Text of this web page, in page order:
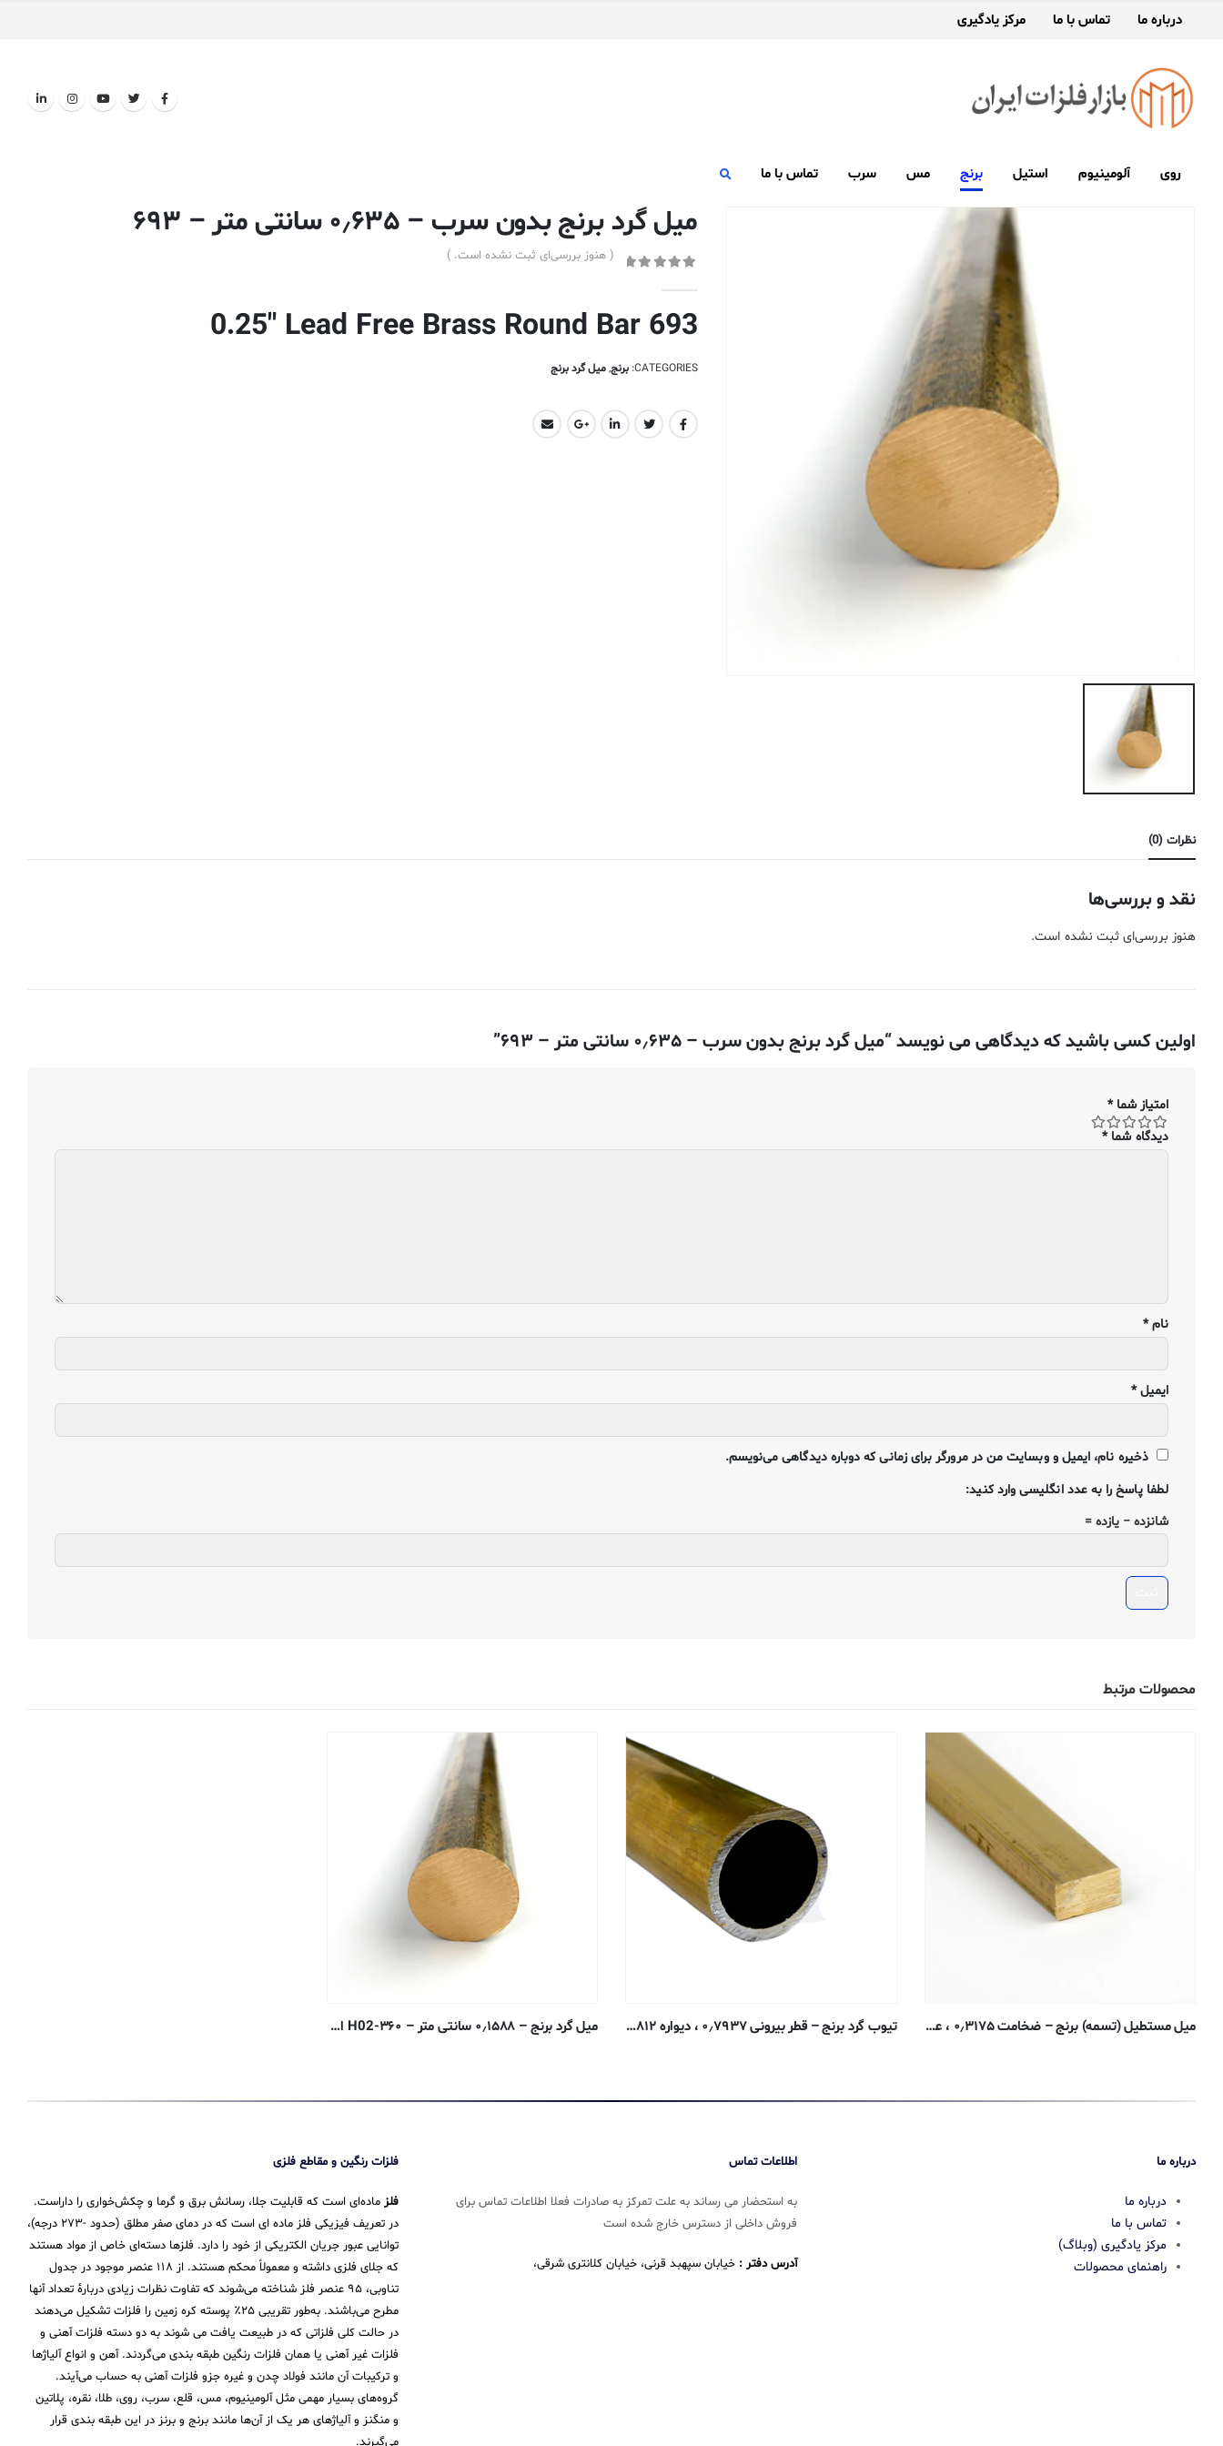
درباره ما تماس با ما مرکز یادگیری
روی آلومینیوم استیل برنج مس سرب تماس با ما
میل گرد برنج بدون سرب – ۰٫۶۳۵ سانتی متر – ۶۹۳
( هنوز بررسی‌ای ثبت نشده است. )
0.25″ Lead Free Brass Round Bar 693
CATEGORIES: برنج,میل گرد برنج
نظرات (0)
نقد و بررسی‌ها
هنوز بررسی‌ای ثبت نشده است.
اولین کسی باشید که دیدگاهی می نویسد “میل گرد برنج بدون سرب – ۰٫۶۳۵ سانتی متر – ۶۹۳”
امتیاز شما*
دیدگاه شما*
نام*
ایمیل*
ذخیره نام، ایمیل و وبسایت من در مرورگر برای زمانی که دوباره دیدگاهی می‌نویسم.
لطفا پاسخ را به عدد انگلیسی وارد کنید:
شانزده − یازده =
محصولات مرتبط
میل مستطیل (تسمه) برنج – ضخامت ۰٫۳۱۷۵ ، عرض ۱٫۲۷ سانتی متر – ۳۶۰-H02 اکسترود شده تیوب گرد برنج – قطر بیرونی ۰٫۷۹۳۷ ، دیواره ۰٫۰۸۱۲ ، قطر داخلی ۰٫۶۳۱۱ سانتی متر – H58 بدون درز میل گرد برنج – ۰٫۱۵۸۸ سانتی متر – ۳۶۰-H02 اکسترود شده
درباره ما
درباره ما
تماس با ما
مرکز یادگیری (وبلاگ)
راهنمای محصولات
اطلاعات تماس
به استحضار می رساند به علت تمرکز به صادرات فعلا اطلاعات تماس برای
فروش داخلی از دسترس خارج شده است
آدرس دفتر : خیابان سپهبد قرنی، خیابان کلانتری شرقی،
فلزات رنگین و مقاطع فلزی
فلز ماده‌ای است که قابلیت جلا، رسانش برق و گرما و چکش‌خواری را داراست.
در تعریف فیزیکی فلز ماده ای است که در دمای صفر مطلق (حدود -۲۷۳ درجه)،
توانایی عبور جریان الکتریکی از خود را دارد. فلزها دسته‌ای خاص از مواد هستند
که جلای فلزی داشته و معمولاً محکم هستند. از ۱۱۸ عنصر موجود در جدول
تناوبی، ۹۵ عنصر فلز شناخته می‌شوند که تفاوت نظرات زیادی دربارهٔ تعداد آنها
مطرح می‌باشند. به‌طور تقریبی ۲۵٪ پوسته کره زمین را فلزات تشکیل می‌دهند
در حالت کلی فلزاتی که در طبیعت یافت می شوند به دو دسته فلزات آهنی و
فلزات غیر آهنی یا همان فلزات رنگین طبقه بندی می‌گردند. آهن و انواع آلیاژها
و ترکیبات آن مانند فولاد چدن و غیره جزو فلزات آهنی به حساب می‌‌آیند.
گروه‌های بسیار مهمی مثل آلومینیوم، مس، قلع، سرب، روی، طلا، نقره، پلاتین
و منگنز و آلیاژهای هر یک از آن‌ها مانند برنج و برنز در این طبقه‌ بندی قرار
می‌‌گیرند.